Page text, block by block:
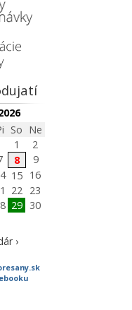
So Ne
1
2
8
9
15
16
22
23
29
30
›